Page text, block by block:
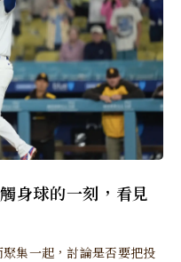
身球的一刻，看見
集一起，討論是否要把投